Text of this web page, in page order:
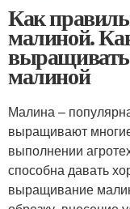
Как
малиной.
выращивать
малиной
Малина –
выращивают
выполнении
способна давать
выращивание